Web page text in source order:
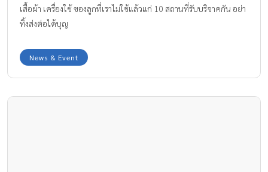
เสื้อผ้า เครื่องใช้ ของลูกที่เราไม่ใช้แล้วแก่ 10 สถานที่รับบริจาคกัน อย่า
ทิ้งส่งต่อได้บุญ
News & Event